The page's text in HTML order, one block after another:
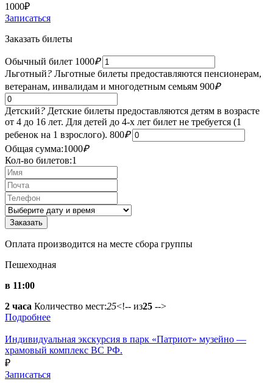
1000₽
Записаться
Заказать билеты
Обычный билет 1000₽
Льготный? Льготные билеты предоставляются пенсионерам,
ветеранам, инвалидам и многодетным семьям 900₽
Детский? Детские билеты предоставляются детям в возрасте
от 4 до 16 лет. Для детей до 4-х лет билет не требуется (1
ребенок на 1 взрослого). 800₽
Общая сумма:1000₽
Кол-во билетов:1
Оплата производится на месте сбора группы
Пешеходная
в 11:00
2 часа Количество мест:25<!-- из25 -->
Подробнее
Индивидуальная экскурсия в парк «Патриот» музейно —
храмовый комплекс ВС РФ.
₽
Записаться